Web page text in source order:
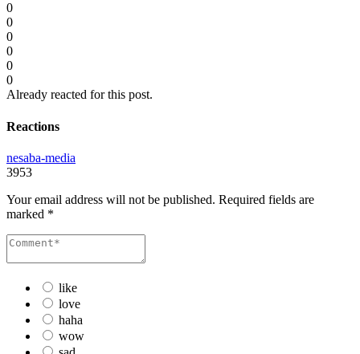
0
0
0
0
0
0
Already reacted for this post.
Reactions
nesaba-media
3953
Your email address will not be published. Required fields are
marked *
like
love
haha
wow